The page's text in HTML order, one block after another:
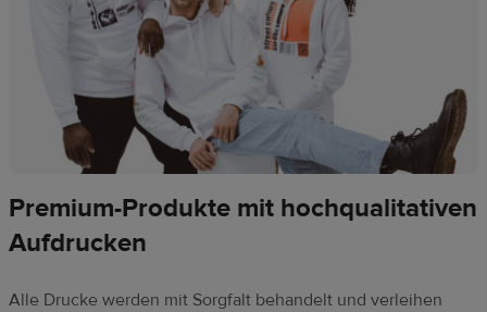
Premium-Produkte mit hochqualitativen
Aufdrucken
Alle Drucke werden mit Sorgfalt behandelt und verleihen